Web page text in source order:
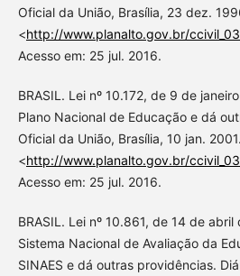
Oficial da União, Brasília, 23 dez.
<http://www.planalto.gov.br/
Acesso em: 25 jul. 2016.
BRASIL. Lei nº 10.172, de 9 de
Plano Nacional de Educação e dá
Oficial da União, Brasília, 10 jan.
<http://www.planalto.gov.br/
Acesso em: 25 jul. 2016.
BRASIL. Lei nº 10.861, de 14 de
Sistema Nacional de Avaliação da
SINAES e dá outras providências.